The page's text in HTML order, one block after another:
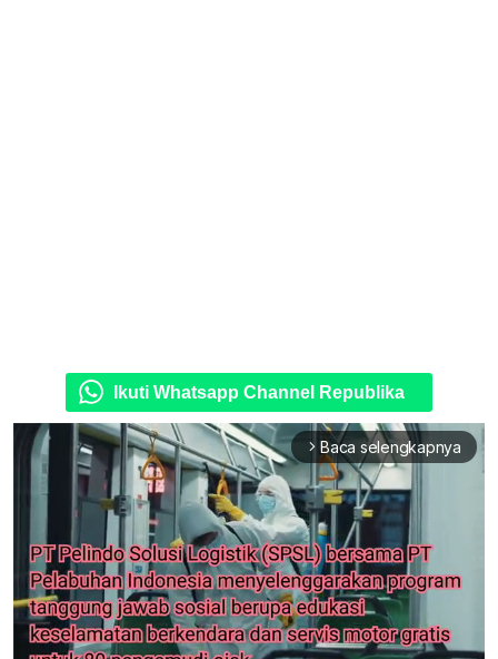
Ikuti Whatsapp Channel Republika
arrow_forward_ios Baca selengkapnya